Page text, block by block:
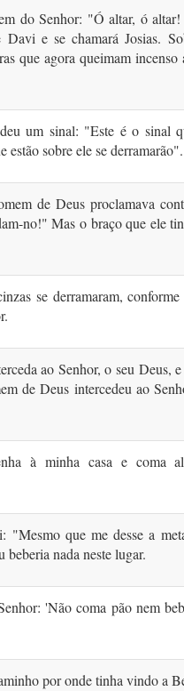
do Senhor: "Ó altar, ó
e se chamará Josias.
que agora queimam incenso
um sinal: "Este é o sinal
estão sobre ele se derramarão".
de Deus proclamava
no!" Mas o braço que ele
se derramaram,
ao Senhor, o seu Deus,
de Deus intercedeu ao
à minha casa e coma
que me desse a
nada neste lugar.
'Não coma pão nem
por onde tinha vindo a